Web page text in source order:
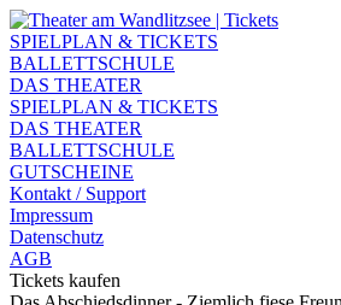
SPIELPLAN & TICKETS
BALLETTSCHULE
DAS THEATER
SPIELPLAN & TICKETS
DAS THEATER
BALLETTSCHULE
GUTSCHEINE
Kontakt / Support
Impressum
Datenschutz
AGB
Tickets kaufen